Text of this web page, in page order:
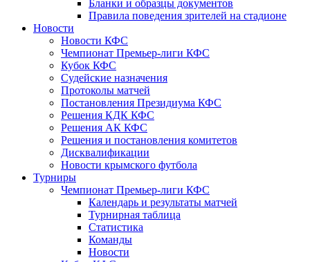
Бланки и образцы документов
Правила поведения зрителей на стадионе
Новости
Новости КФС
Чемпионат Премьер-лиги КФС
Кубок КФС
Судейские назначения
Протоколы матчей
Постановления Президиума КФС
Решения КДК КФС
Решения АК КФС
Решения и постановления комитетов
Дисквалификации
Новости крымского футбола
Турниры
Чемпионат Премьер-лиги КФС
Календарь и результаты матчей
Турнирная таблица
Статистика
Команды
Новости